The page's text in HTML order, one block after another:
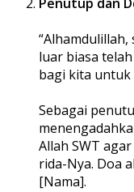
luar biasa
bagi kita untuk
Sebagai
Allah SWT
rida-Nya. Doa
[Nama].